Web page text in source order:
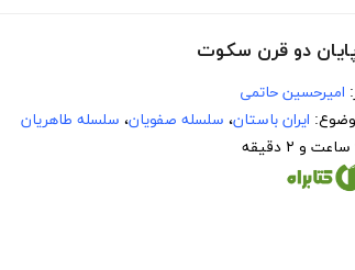
دو قرن سکوت
امیرحسین حاتمی
ایران باستان، سلسله صفویان، سلسله طاهریان